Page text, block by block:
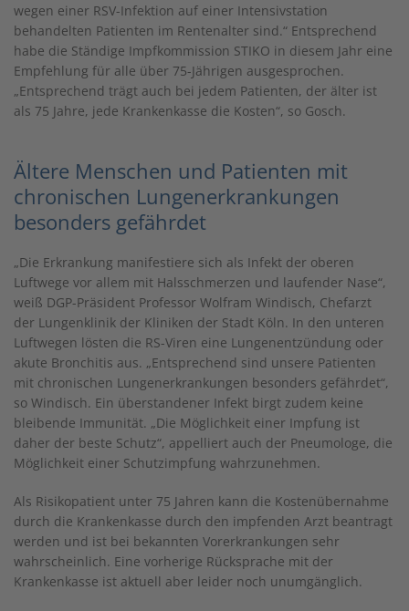
wegen einer RSV-Infektion auf einer Intensivstation
behandelten Patienten im Rentenalter sind.“ Entsprechend
habe die Ständige Impfkommission STIKO in diesem Jahr eine
Empfehlung für alle über 75-Jährigen ausgesprochen.
„Entsprechend trägt auch bei jedem Patienten, der älter ist
als 75 Jahre, jede Krankenkasse die Kosten“, so Gosch.
Ältere Menschen und Patienten mit
chronischen Lungenerkrankungen
besonders gefährdet
„Die Erkrankung manifestiere sich als Infekt der oberen
Luftwege vor allem mit Halsschmerzen und laufender Nase“,
weiß DGP-Präsident Professor Wolfram Windisch, Chefarzt
der Lungenklinik der Kliniken der Stadt Köln. In den unteren
Luftwegen lösten die RS-Viren eine Lungenentzündung oder
akute Bronchitis aus. „Entsprechend sind unsere Patienten
mit chronischen Lungenerkrankungen besonders gefährdet“,
so Windisch. Ein überstandener Infekt birgt zudem keine
bleibende Immunität. „Die Möglichkeit einer Impfung ist
daher der beste Schutz“, appelliert auch der Pneumologe, die
Möglichkeit einer Schutzimpfung wahrzunehmen.
Als Risikopatient unter 75 Jahren kann die Kostenübernahme
durch die Krankenkasse durch den impfenden Arzt beantragt
werden und ist bei bekannten Vorerkrankungen sehr
wahrscheinlich. Eine vorherige Rücksprache mit der
Krankenkasse ist aktuell aber leider noch unumgänglich.